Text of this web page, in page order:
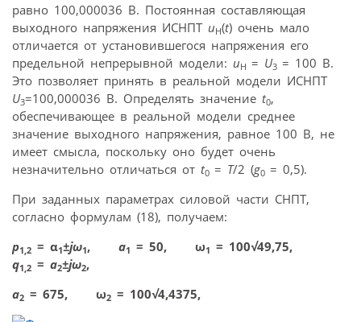
равно 100,000036 В. Постоянная составляющая
выходного напряжения ИСНПТ uH(t) очень мало
отличается от установившегося напряжения его
предельной непрерывной модели: uH = U3 = 100 В.
Это позволяет принять в реальной модели ИСНПТ
U3=100,000036 B. Определять значение t0,
обеспечивающее в реальной модели среднее
значение выходного напряжения, равное 100 В, не
имеет смысла, поскольку оно будет очень
незначительно отличаться от t0 = T/2 (g0 = 0,5).
При заданных параметрах силовой части СНПТ,
согласно формулам (18), получаем:
p1,2 = α1±jω1, a1 = 50, ω1 = 100√49,75,
q1,2 = a2±jω2,
a2 = 675, ω2 = 100√4,4375,